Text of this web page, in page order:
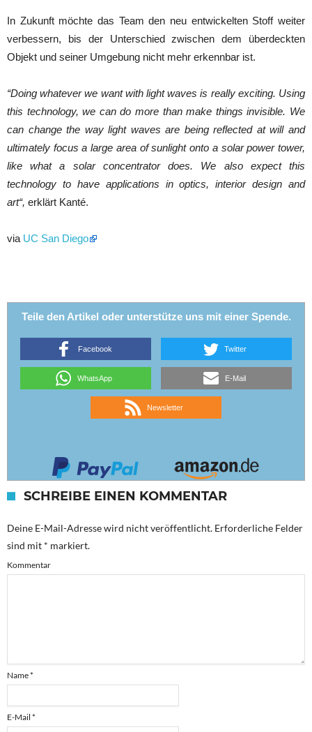
In Zukunft möchte das Team den neu entwickelten Stoff weiter
verbessern, bis der Unterschied zwischen dem überdeckten
Objekt und seiner Umgebung nicht mehr erkennbar ist.
“Doing whatever we want with light waves is really exciting. Using
this technology, we can do more than make things invisible. We
can change the way light waves are being reflected at will and
ultimately focus a large area of sunlight onto a solar power tower,
like what a solar concentrator does. We also expect this
technology to have applications in optics, interior design and
art“, erklärt Kanté.
via UC San Diego
Teile den Artikel oder unterstütze uns mit einer Spende.
Facebook Twitter
WhatsApp E-Mail
Newsletter
SCHREIBE EINEN KOMMENTAR
Deine E-Mail-Adresse wird nicht veröffentlicht. Erforderliche Felder
sind mit * markiert.
Kommentar
Name*
E-Mail *